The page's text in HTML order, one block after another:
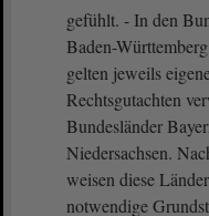
gefühlt. - In den
Baden-
gelten jeweils
Rechtsgutachten
Bundesländer
Niedersachsen.
weisen diese
notwendige